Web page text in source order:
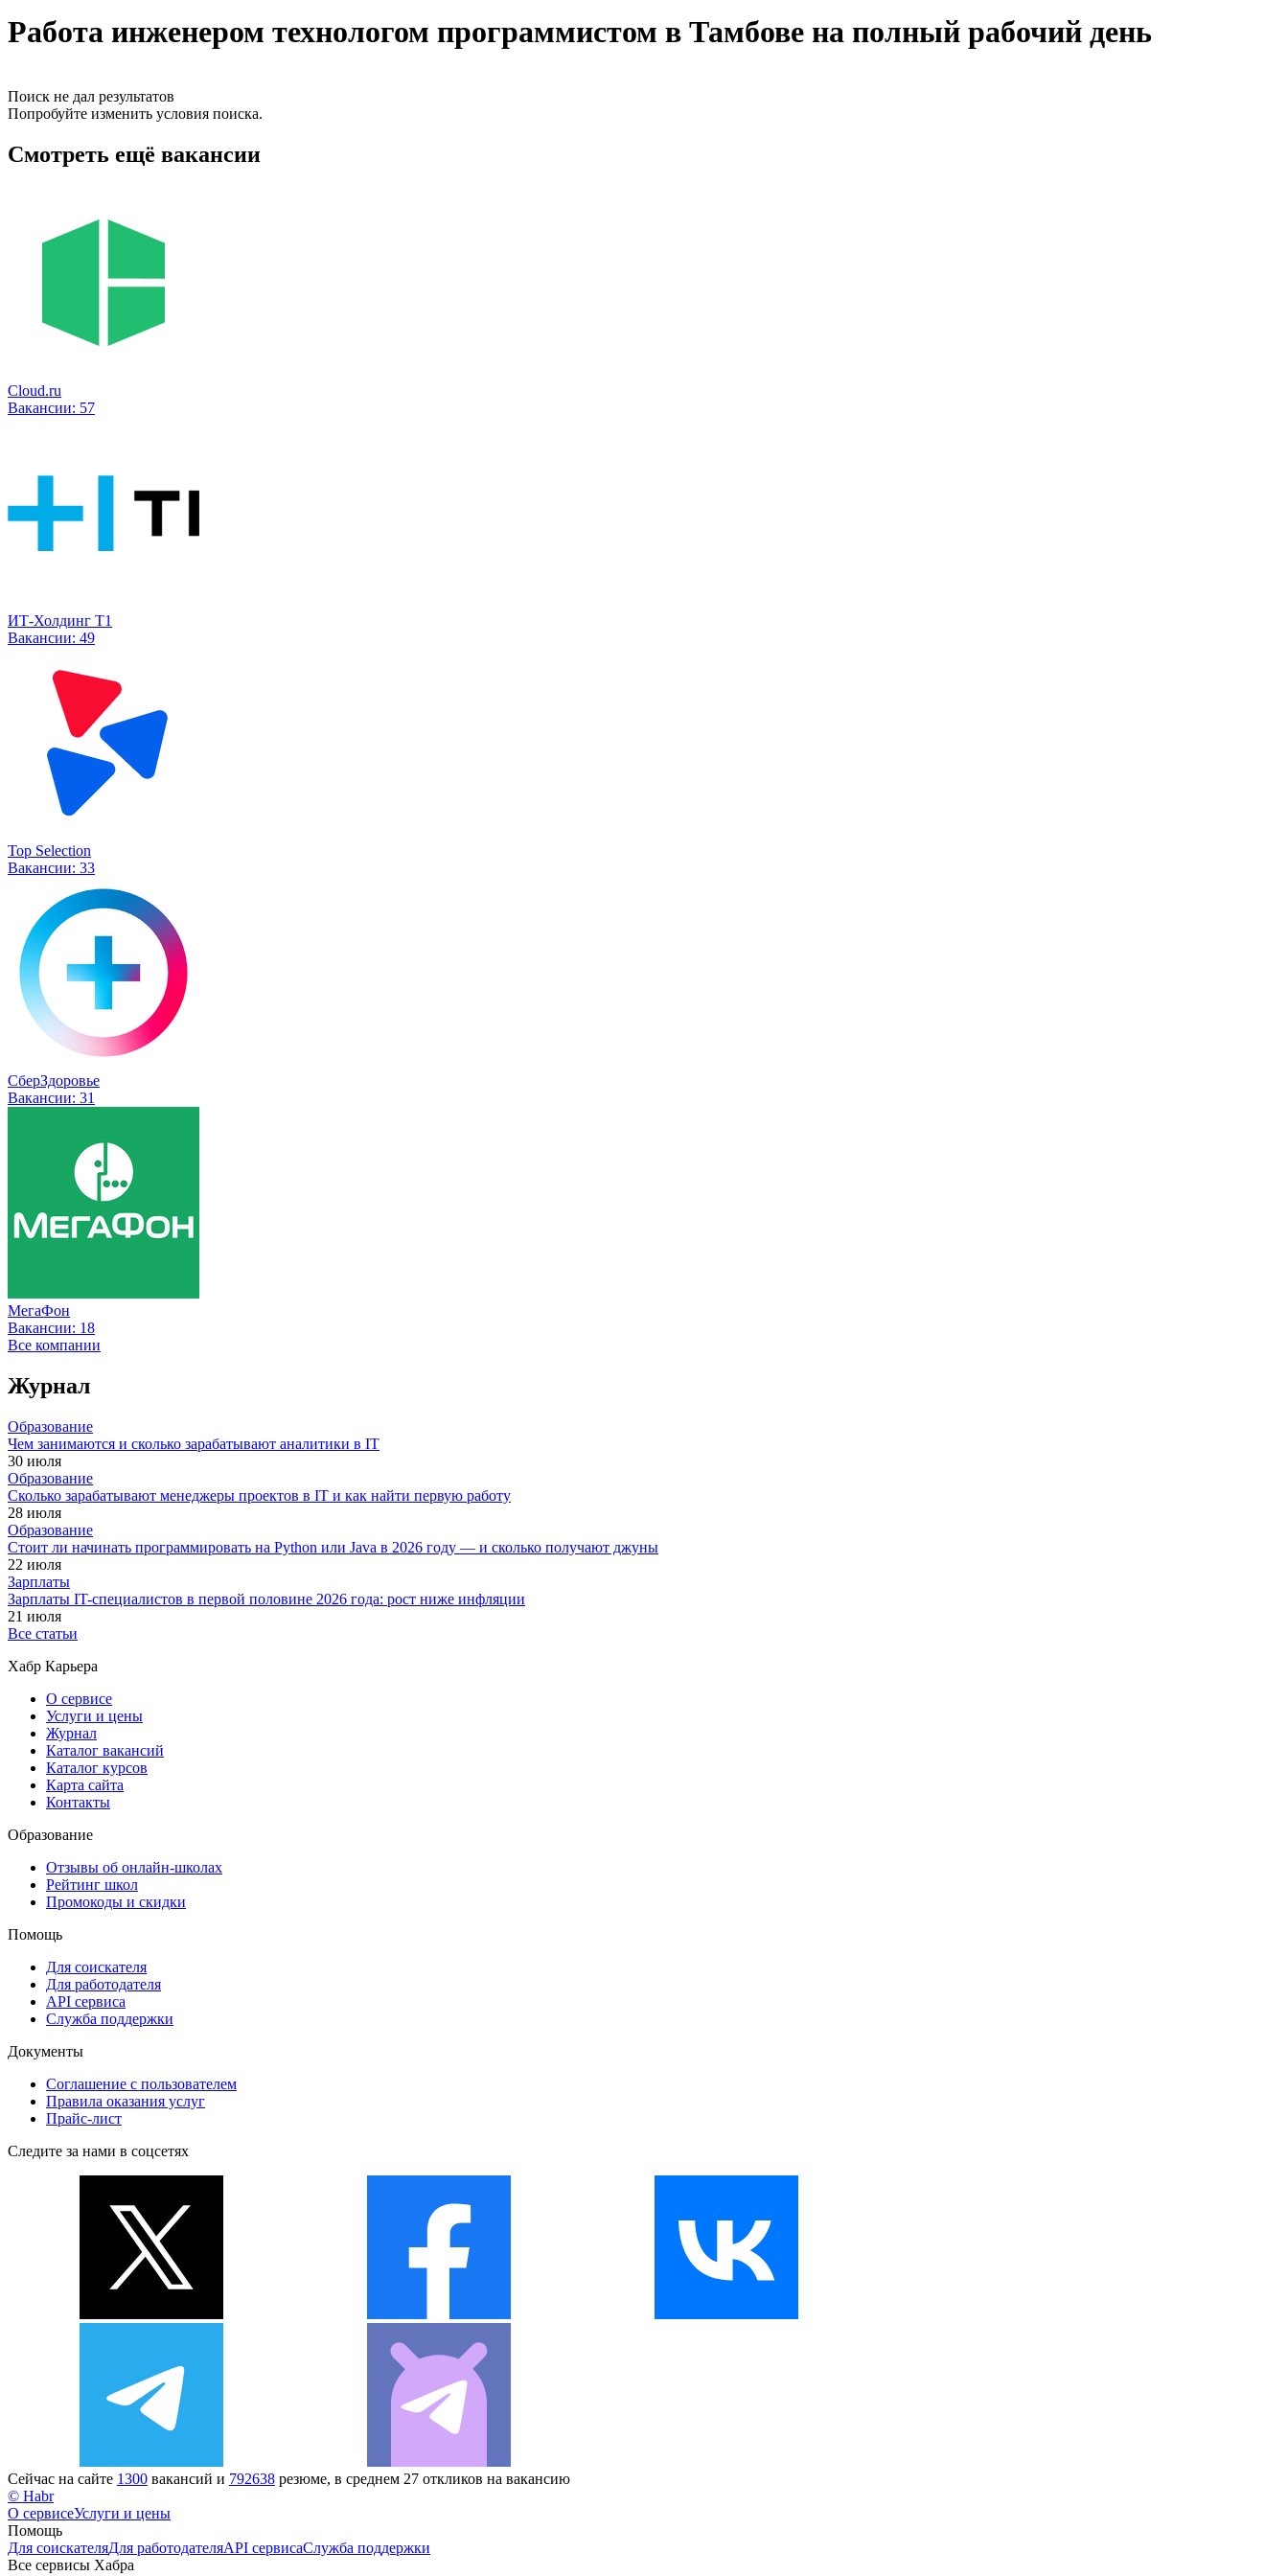
Работа инженером технологом программистом в Тамбове на полный рабочий день
Поиск не дал результатов
Попробуйте изменить условия поиска.
Смотреть ещё вакансии
Cloud.ru
Вакансии: 57
ИТ-Холдинг Т1
Вакансии: 49
Top Selection
Вакансии: 33
СберЗдоровье
Вакансии: 31
МегаФон
Вакансии: 18
Все компании
Журнал
Образование
Чем занимаются и сколько зарабатывают аналитики в IT
30 июля
Образование
Сколько зарабатывают менеджеры проектов в IT и как найти первую работу
28 июля
Образование
Стоит ли начинать программировать на Python или Java в 2026 году — и сколько получают джуны
22 июля
Зарплаты
Зарплаты IT-специалистов в первой половине 2026 года: рост ниже инфляции
21 июля
Все статьи
Хабр Карьера
О сервисе
Услуги и цены
Журнал
Каталог вакансий
Каталог курсов
Карта сайта
Контакты
Образование
Отзывы об онлайн-школах
Рейтинг школ
Промокоды и скидки
Помощь
Для соискателя
Для работодателя
API сервиса
Служба поддержки
Документы
Соглашение с пользователем
Правила оказания услуг
Прайс-лист
Следите за нами в соцсетях
Сейчас на сайте 1300 вакансий и 792638 резюме, в среднем 27 откликов на вакансию
© Habr
О сервисеУслуги и цены
Помощь
Для соискателяДля работодателяAPI сервисаСлужба поддержки
Все сервисы Хабра